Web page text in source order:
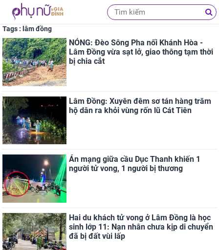
Tags : lâm đồng
NÓNG: Đèo Sông Pha nối Khánh Hòa -
Lâm Đồng vừa sạt lở, giao thông tạm thời
bị chia cắt
Lâm Đồng: Xuyên đêm sơ tán hàng trăm
hộ dân ra khỏi vùng rốn lũ Cát Tiên
Án mạng giữa cầu Dục Thanh khiến 1
người tử vong, 1 người bị thương
Hai du khách tử vong ở Lâm Đồng là học
sinh lớp 11: Nạn nhân chưa kịp di chuyển
đã bị đất vùi lấp